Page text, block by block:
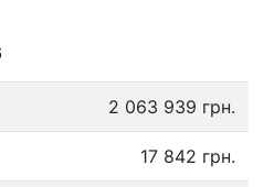
2 063 939 грн.
17 842 грн.